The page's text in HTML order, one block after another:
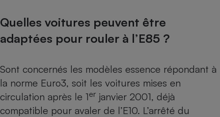
Quelles voitures peuvent être
adaptées pour rouler à l’E85 ?
Sont concernés les modèles essence répondant à
la norme Euro3, soit les voitures mises en
circulation après le 1er janvier 2001, déjà
compatible pour avaler de l’E10. L’arrêté du